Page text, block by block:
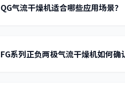
QG气流干燥机适合哪些应用场景？
FG系列正负两极气流干燥机如何确